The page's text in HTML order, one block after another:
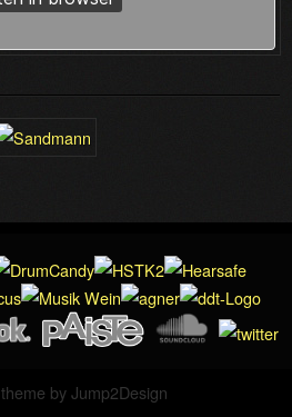
byJump2Design